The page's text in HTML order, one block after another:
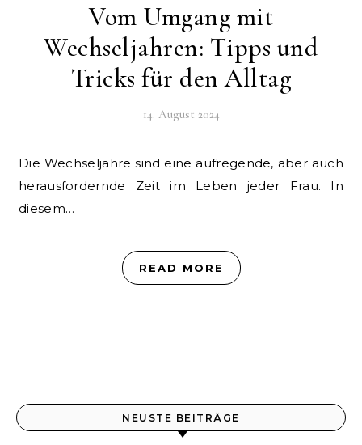
Vom Umgang mit
Wechseljahren: Tipps und
Tricks für den Alltag
14. August 2024
Die Wechseljahre sind eine aufregende, aber auch
herausfordernde Zeit im Leben jeder Frau. In
diesem…
READ MORE
NEUSTE BEITRÄGE